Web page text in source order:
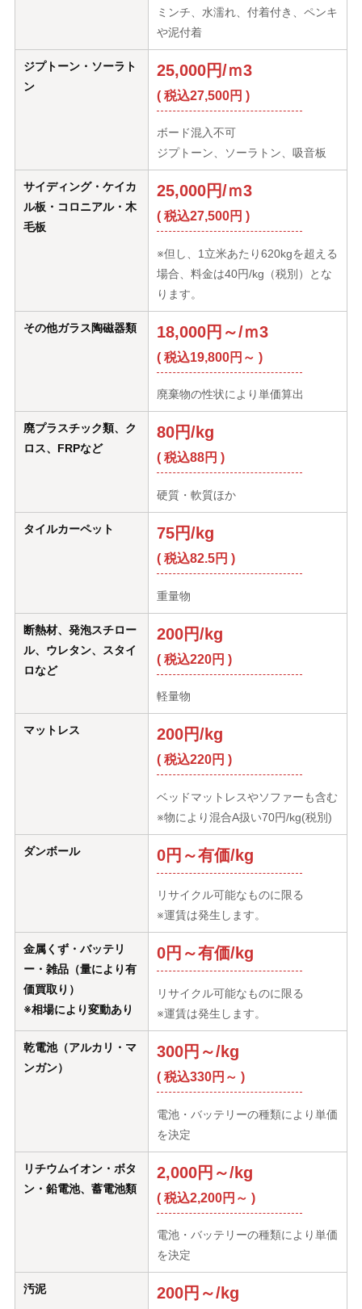
ミンチ、水濡れ、付着付き、ペンキ
や泥付着
ジプトーン・ソーラト
ン
25,000円/ｍ3
( 税込27,500円 )
ボード混入不可
ジプトーン、ソーラトン、吸音板
サイディング・ケイカ
ル板・コロニアル・木
毛板
25,000円/ｍ3
( 税込27,500円 )
※但し、1立米あたり620kgを超える
場合、料金は40円/kg（税別）とな
ります。
その他ガラス陶磁器類 18,000円～/ｍ3
( 税込19,800円～ )
廃棄物の性状により単価算出
廃プラスチック類、ク
ロス、FRPなど
80円/kg
( 税込88円 )
硬質・軟質ほか
タイルカーペット 75円/kg
( 税込82.5円 )
重量物
断熱材、発泡スチロー
ル、ウレタン、スタイ
ロなど
200円/kg
( 税込220円 )
軽量物
マットレス 200円/kg
( 税込220円 )
ベッドマットレスやソファーも含む
※物により混合A扱い70円/kg(税別)
ダンボール 0円～有価/kg
リサイクル可能なものに限る
※運賃は発生します。
金属くず・バッテリ
ー・雑品（量により有
価買取り）
※相場により変動あり
0円～有価/kg
リサイクル可能なものに限る
※運賃は発生します。
乾電池（アルカリ・マ
ンガン）
300円～/kg
( 税込330円～ )
電池・バッテリーの種類により単価
を決定
リチウムイオン・ボタ
ン・鉛電池、蓄電池類
2,000円～/kg
( 税込2,200円～ )
電池・バッテリーの種類により単価
を決定
汚泥 200円～/kg